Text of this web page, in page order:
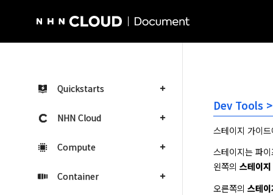
Quickstarts
NHN Cloud
Compute
Container
Dev Tools
스테이지 가이
스테이지는 파
왼쪽의 스테이
오른쪽의 스테